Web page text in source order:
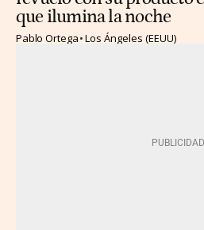
que ilumina la noche
Pablo Ortega Los Ángeles (EEUU)